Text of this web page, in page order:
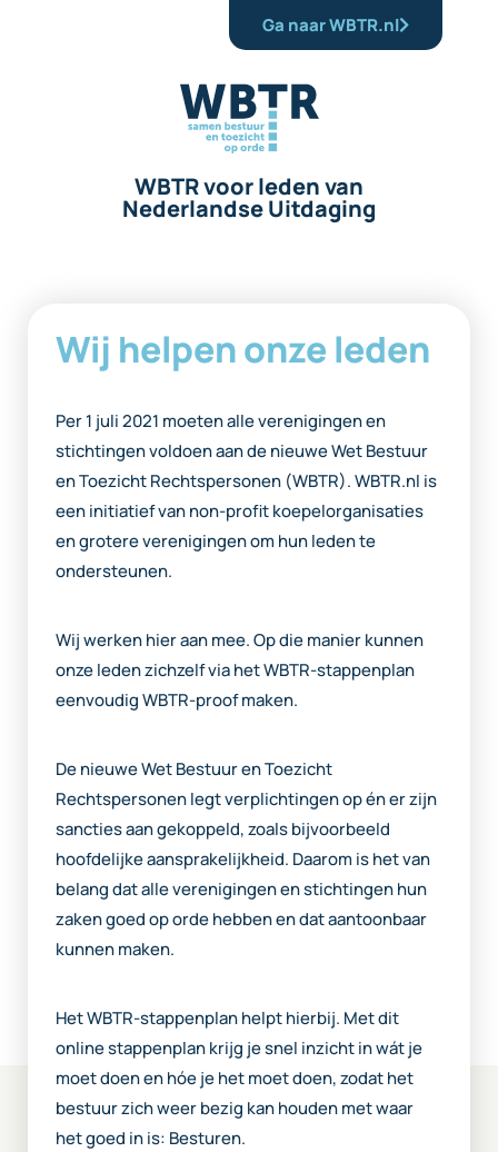
Ga naar WBTR.nl
WBTR voor leden van
Nederlandse Uitdaging
Wij helpen onze leden
Per 1 juli 2021 moeten alle verenigingen en
stichtingen voldoen aan de nieuwe Wet Bestuur
en Toezicht Rechtspersonen (WBTR). WBTR.nl is
een initiatief van non-profit koepelorganisaties
en grotere verenigingen om hun leden te
ondersteunen.
Wij werken hier aan mee. Op die manier kunnen
onze leden zichzelf via het WBTR-stappenplan
eenvoudig WBTR-proof maken.
De nieuwe Wet Bestuur en Toezicht
Rechtspersonen legt verplichtingen op én er zijn
sancties aan gekoppeld, zoals bijvoorbeeld
hoofdelijke aansprakelijkheid. Daarom is het van
belang dat alle verenigingen en stichtingen hun
zaken goed op orde hebben en dat aantoonbaar
kunnen maken.
Het WBTR-stappenplan helpt hierbij. Met dit
online stappenplan krijg je snel inzicht in wát je
moet doen en hóe je het moet doen, zodat het
bestuur zich weer bezig kan houden met waar
het goed in is: Besturen.